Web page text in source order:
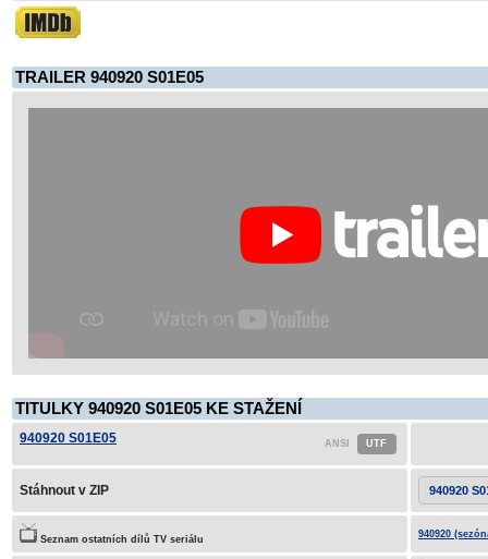
TRAILER 940920 S01E05
TITULKY 940920 S01E05 KE STAŽENÍ
940920 S01E05
Stáhnout v ZIP 940920
Seznam ostatních dílů TV seriálu 940920